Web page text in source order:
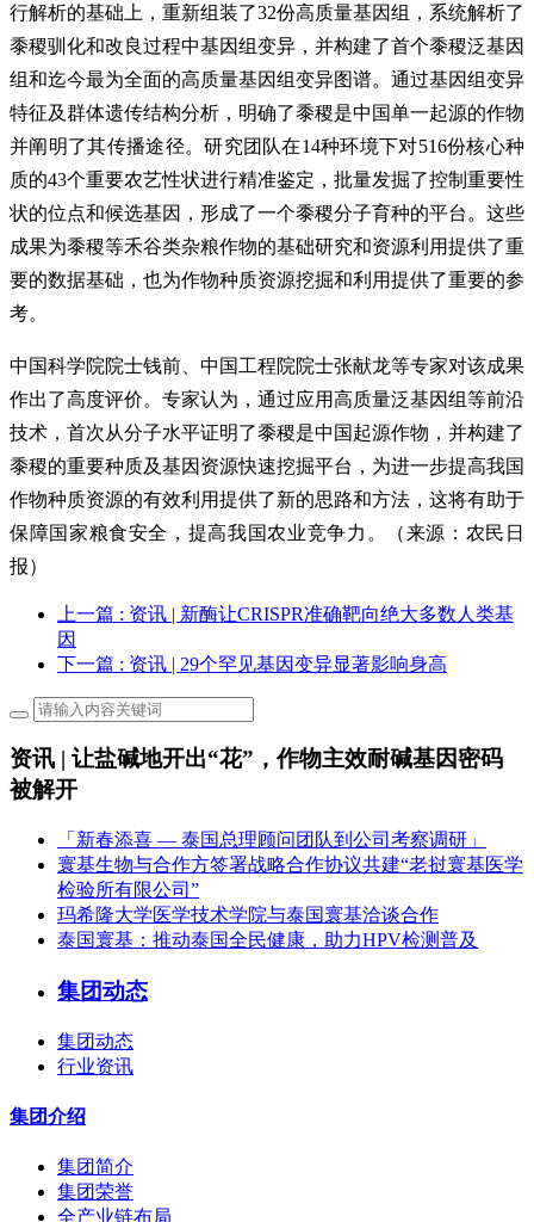
行解析的基础上，重新组装了32份高质量基因组，系统解析了
黍稷驯化和改良过程中基因组变异，并构建了首个黍稷泛基因
组和迄今最为全面的高质量基因组变异图谱。通过基因组变异
特征及群体遗传结构分析，明确了黍稷是中国单一起源的作物
并阐明了其传播途径。研究团队在14种环境下对516份核心种
质的43个重要农艺性状进行精准鉴定，批量发掘了控制重要性
状的位点和候选基因，形成了一个黍稷分子育种的平台。这些
成果为黍稷等禾谷类杂粮作物的基础研究和资源利用提供了重
要的数据基础，也为作物种质资源挖掘和利用提供了重要的参
考。
中国科学院院士钱前、中国工程院院士张献龙等专家对该成果
作出了高度评价。专家认为，通过应用高质量泛基因组等前沿
技术，首次从分子水平证明了黍稷是中国起源作物，并构建了
黍稷的重要种质及基因资源快速挖掘平台，为进一步提高我国
作物种质资源的有效利用提供了新的思路和方法，这将有助于
保障国家粮食安全，提高我国农业竞争力。（来源：农民日
报）
上一篇 : 资讯 | 新酶让CRISPR准确靶向绝大多数人类基
因
下一篇 : 资讯 | 29个罕见基因变异显著影响身高
资讯 | 让盐碱地开出“花”，作物主效耐碱基因密码
被解开
「新春添喜 — 泰国总理顾问团队到公司考察调研」
寰基生物与合作方签署战略合作协议共建“老挝寰基医学
检验所有限公司”
玛希隆大学医学技术学院与泰国寰基洽谈合作
泰国寰基：推动泰国全民健康，助力HPV检测普及
集团动态
集团动态
行业资讯
集团介绍
集团简介
集团荣誉
全产业链布局